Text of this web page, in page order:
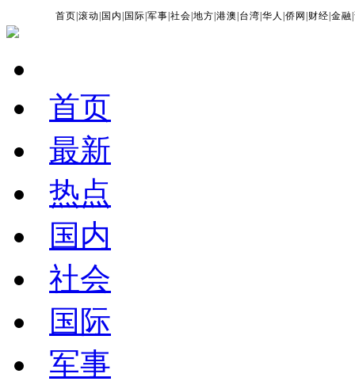
首页 |滚动 国内 国际 |军事 |社会 |地方 |港澳 台湾 |华人 |侨网 财经 |金融 |
首页
最新
热点
国内
社会
国际
军事